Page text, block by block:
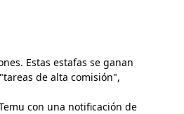
Estas estafas se ganan
de alta comisión",
con una notificación de